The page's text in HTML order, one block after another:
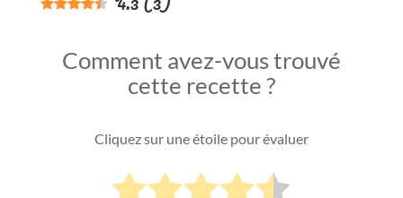
Comment avez-vous trouvé
cette recette ?
Cliquez sur une étoile pour évaluer